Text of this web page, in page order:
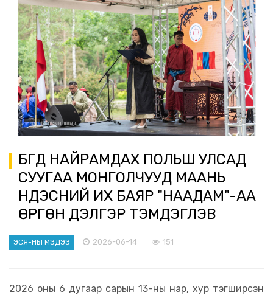
БҮГД НАЙРАМДАХ ПОЛЬШ УЛСАД
СУУГАА МОНГОЛЧУУД МААНЬ
ҮНДЭСНИЙ ИХ БАЯР "НААДАМ"-АА
ӨРГӨН ДЭЛГЭР ТЭМДЭГЛЭВ
ЭСЯ-НЫ МЭДЭЭ 2026-06-14 151
2026 оны 6 дугаар сарын 13-ны нар, хур тэгширсэн